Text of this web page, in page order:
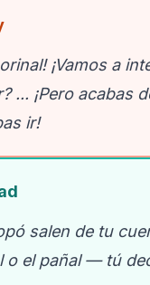
¡Vamos a
... ¡Pero acabas
ir!
salen de tu
o el pañal — tú